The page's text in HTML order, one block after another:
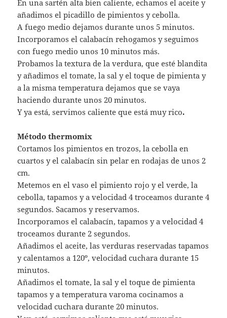
En una sartén alta bien caliente, echamos el aceite y
añadimos el picadillo de pimientos y cebolla.
A fuego medio dejamos durante unos 5 minutos.
Incorporamos el calabacín rehogamos y seguimos
con fuego medio unos 10 minutos más.
Probamos la textura de la verdura, que esté blandita
y añadimos el tomate, la sal y el toque de pimienta y
a la misma temperatura dejamos que se vaya
haciendo durante unos 20 minutos.
Y ya está, servimos caliente que está muy rico.
Método thermomix
Cortamos los pimientos en trozos, la cebolla en
cuartos y el calabacín sin pelar en rodajas de unos 2
cm.
Metemos en el vaso el pimiento rojo y el verde, la
cebolla, tapamos y a velocidad 4 troceamos durante 4
segundos. Sacamos y reservamos.
Incorporamos el calabacín, tapamos y a velocidad 4
troceamos durante 2 segundos.
Añadimos el aceite, las verduras reservadas tapamos
y calentamos a 120º, velocidad cuchara durante 15
minutos.
Añadimos el tomate, la sal y el toque de pimienta
tapamos y a temperatura varoma cocinamos a
velocidad cuchara durante 20 minutos.